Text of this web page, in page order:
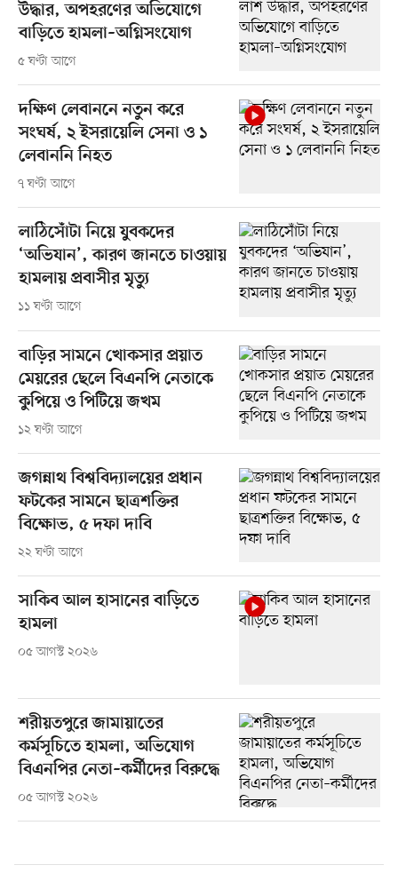
উদ্ধার, অপহরণের অভিযোগে
বাড়িতে হামলা–অগ্নিসংযোগ
৫ ঘণ্টা আগে
দক্ষিণ লেবাননে নতুন করে
সংঘর্ষ, ২ ইসরায়েলি সেনা ও ১
লেবাননি নিহত
৭ ঘণ্টা আগে
লাঠিসোঁটা নিয়ে যুবকদের
‘অভিযান’, কারণ জানতে চাওয়ায়
হামলায় প্রবাসীর মৃত্যু
১১ ঘণ্টা আগে
বাড়ির সামনে খোকসার প্রয়াত
মেয়রের ছেলে বিএনপি নেতাকে
কুপিয়ে ও পিটিয়ে জখম
১২ ঘণ্টা আগে
জগন্নাথ বিশ্ববিদ্যালয়ের প্রধান
ফটকের সামনে ছাত্রশক্তির
বিক্ষোভ, ৫ দফা দাবি
২২ ঘণ্টা আগে
সাকিব আল হাসানের বাড়িতে
হামলা
০৫ আগস্ট ২০২৬
শরীয়তপুরে জামায়াতের
কর্মসূচিতে হামলা, অভিযোগ
বিএনপির নেতা–কর্মীদের বিরুদ্ধে
০৫ আগস্ট ২০২৬